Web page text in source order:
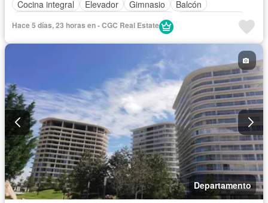
Cocina integral
Elevador Gimnasio
Balcón
Acceso para personas con discapacidad
Sala polivalente
Internet
Cuarto de Limpieza
Zonas verdes
Recámara con closet
Caseta de vigilancia
Sauna
Wifi
Completamente amueblado
Hace 5 días, 23 horas en - CGC Real Estate
Departamento